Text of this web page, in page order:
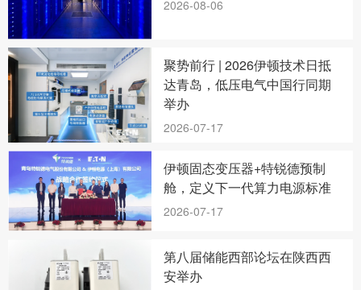
2026-08-06
聚势前行 | 2026伊顿技术日抵
达青岛，低压电气中国行同期
举办
2026-07-17
伊顿固态变压器+特锐德预制
舱，定义下一代算力电源标准
2026-07-17
第八届储能西部论坛在陕西西
安举办